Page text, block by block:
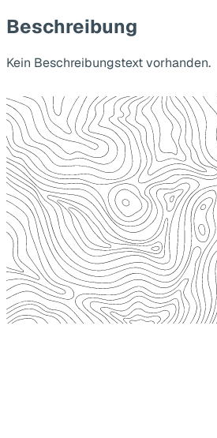
Beschreibung
Kein Beschreibungstext vorhanden.